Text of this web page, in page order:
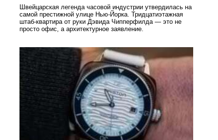
Швейцарская легенда часовой индустрии утвердилась на
самой престижной улице Нью-Йорка. Тридцатиэтажная
штаб-квартира от руки Дэвида Чипперфилда — это не
просто офис, а архитектурное заявление.